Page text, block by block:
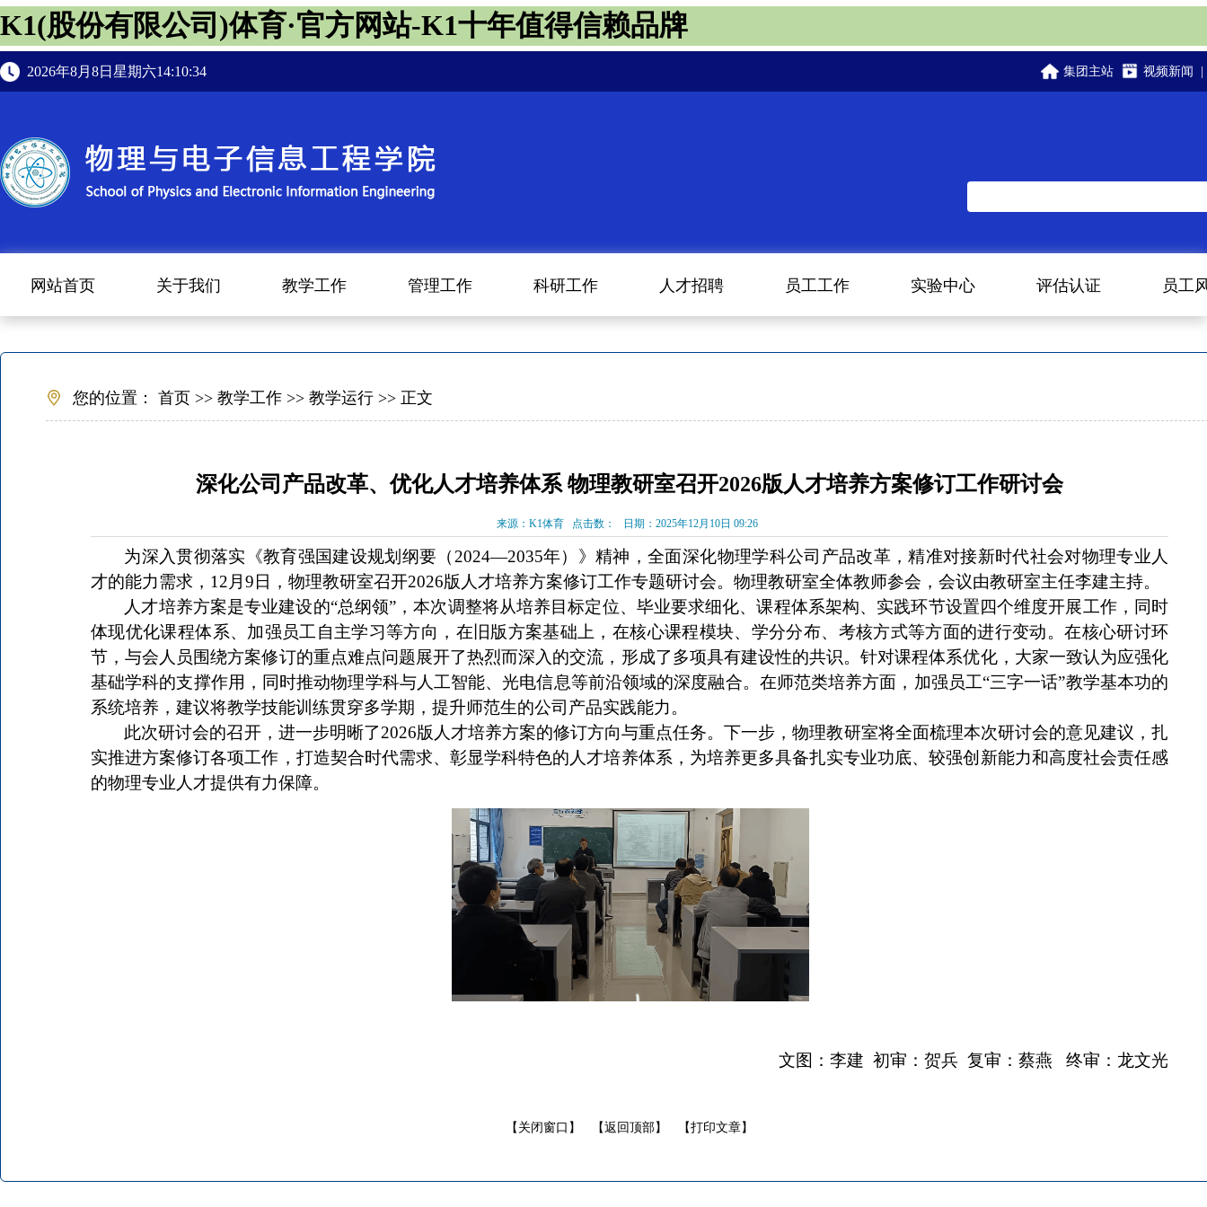
K1(股份有限公司)体育·官方网站-K1十年值得信赖品牌
2026年8月8日星期六14:10:35 集团主站 视频新闻
网站首页 关于我们 教学工作 管理工作 科研工作 人才招聘 员工工作 实验中心 评估认证 员工
您的位置： 首页 >> 教学工作 >> 教学运行 >> 正文
深化公司产品改革、优化人才培养体系 物理教研室召开2026版人才培养方案修订工作研讨会
来源：K1体育 点击数： 日期：2025年12月10日 09:26
为深入贯彻落实《教育强国建设规划纲要（2024—2035年）》精神，全面深化物理学科公司产品改革，精准对接新时代社会对物理专业人
才的能力需求， 12月9 日，物理教研室召开2026版人才培养方案修订工作专题研讨会。物理教研室全体教师参会，会议由教研室主任李建主持。
人才培养方案是专业建设的“总纲领” ，本次调整将从培养目标定位、毕业要求细化、课程体系架构、实践环节设置四个维度开展工作，同时
体现优化课程体系、加强员工自主学习等方向，在旧版方案基础上，在核心课程模块、学分分布、考核方式等方面的进行变动。在核心研讨环
节，与会人员围绕方案修订的重点难点问题展开了热烈而深入的交流，形成了多项具有建设性的共识。针对课程体系优化，大家一致认为应强化
基础学科的支撑作用，同时推动物理学科与人工智能、光电信息等前沿领域的深度融合。在师范类培养方面，加强员工“三字一话”教学基本功的
系统培养，建议将教学技能训练贯穿多学期，提升师范生的公司产品实践能力。
此次研讨会的召开，进一步明晰了2026版人才培养方案的修订方向与重点任务。下一步，物理教研室将全面梳理本次研讨会的意见建议，扎
实推进方案修订各项工作，打造契合时代需求、彰显学科特色的人才培养体系，为培养更多具备扎实专业功底、较强创新能力和高度社会责任感
的物理专业人才提供有力保障。
文图：李建 初审：贺兵 复审：蔡燕 终审：龙文光
【关闭窗口】 【返回顶部】 【打印文章】